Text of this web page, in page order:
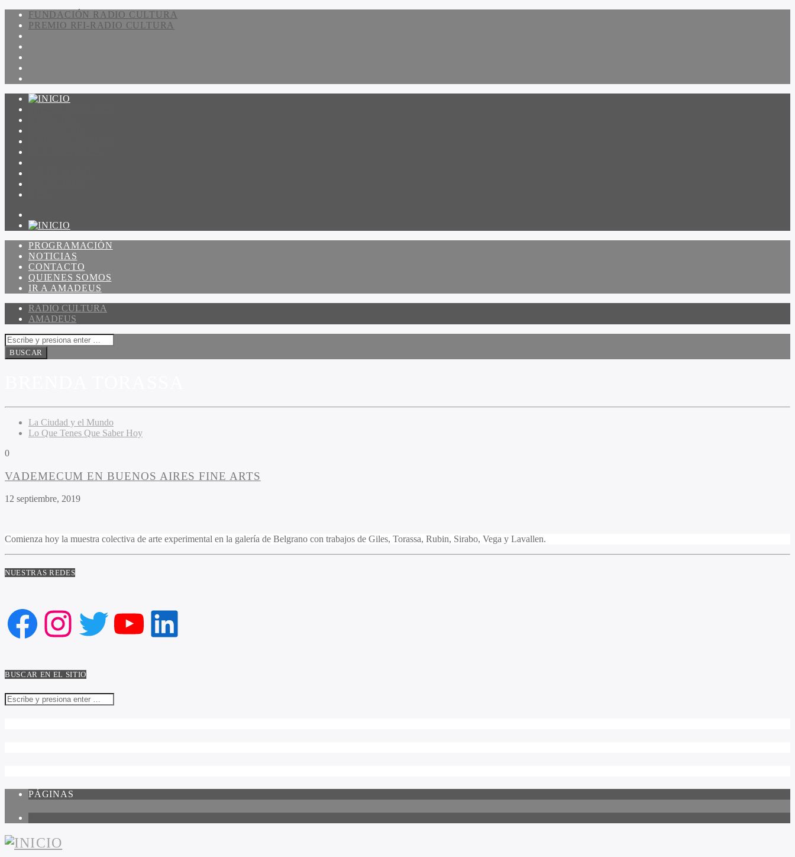
FUNDACIÓN RADIO CULTURA
PREMIO RFI-RADIO CULTURA
PROGRAMACIÓN
NOTICIAS
CONTACTO
QUIENES SOMOS
IR A AMADEUS
RADIO CULTURA
AMADEUS
La Ciudad y el Mundo
Lo Que Tenes Que Saber Hoy
0
VADEMECUM EN BUENOS AIRES FINE ARTS
12 septiembre, 2019
Comienza hoy la muestra colectiva de arte experimental en la galería de Belgrano con trabajos de Giles, Torassa, Rubin, Sirabo, Vega y Lavallen.
NUESTRAS REDES
Facebook
Instagram
Twitter
YouTube
LinkedIn
BUSCAR EN EL SITIO
PÁGINAS